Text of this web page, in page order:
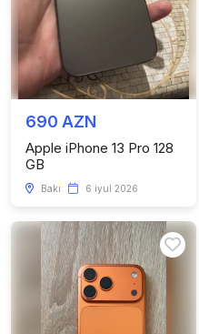
690 AZN
Apple iPhone 13 Pro 128
GB
Bakı 6 iyul 2026